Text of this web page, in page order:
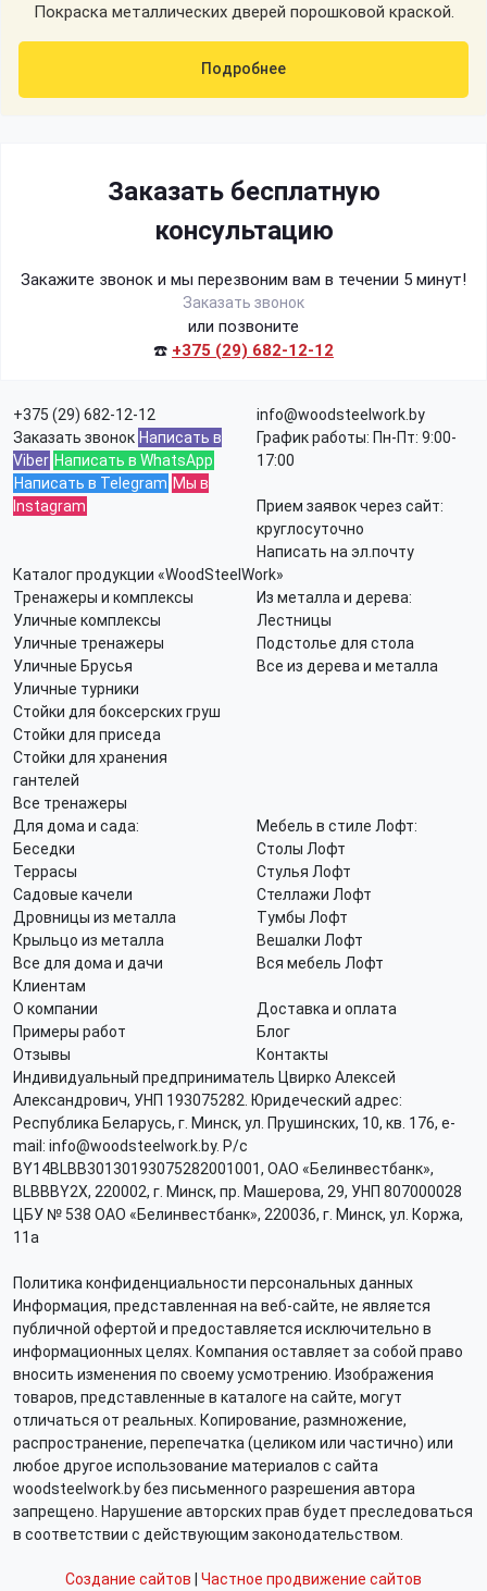
Покраска металлических дверей порошковой краской.
Подробнее
Заказать бесплатную
консультацию
Закажите звонок и мы перезвоним вам в течении 5 минут!
Заказать звонок
или позвоните
☎️ +375 (29) 682-12-12
+375 (29) 682-12-12
Заказать звонок Написать в
Viber Написать в WhatsApp
Написать в Telegram Мы в
Instagram
info@woodsteelwork.by
График работы: Пн-Пт: 9:00-
17:00
Прием заявок через сайт:
круглосуточно
Написать на эл.почту
Каталог продукции «WoodSteelWork»
Тренажеры и комплексы
Уличные комплексы
Уличные тренажеры
Уличные Брусья
Уличные турники
Стойки для боксерских груш
Стойки для приседа
Стойки для хранения
гантелей
Все тренажеры
Из металла и дерева:
Лестницы
Подстолье для стола
Все из дерева и металла
Для дома и сада:
Беседки
Террасы
Садовые качели
Дровницы из металла
Крыльцо из металла
Все для дома и дачи
Мебель в стиле Лофт:
Столы Лофт
Стулья Лофт
Стеллажи Лофт
Тумбы Лофт
Вешалки Лофт
Вся мебель Лофт
Клиентам
О компании
Доставка и оплата
Примеры работ
Блог
Отзывы
Контакты
Индивидуальный предприниматель Цвирко Алексей
Александрович, УНП 193075282. Юридеческий адрес:
Республика Беларусь, г. Минск, ул. Прушинских, 10, кв. 176, e-
mail: info@woodsteelwork.by. Р/с
BY14BLBB30130193075282001001, ОАО «Белинвестбанк»,
BLBBBY2X, 220002, г. Минск, пр. Машерова, 29, УНП 807000028
ЦБУ № 538 ОАО «Белинвестбанк», 220036, г. Минск, ул. Коржа,
11а
Политика конфиденциальности персональных данных
Информация, представленная на веб-сайте, не является
публичной офертой и предоставляется исключительно в
информационных целях. Компания оставляет за собой право
вносить изменения по своему усмотрению. Изображения
товаров, представленные в каталоге на сайте, могут
отличаться от реальных. Копирование, размножение,
распространение, перепечатка (целиком или частично) или
любое другое использование материалов с сайта
woodsteelwork.by без письменного разрешения автора
запрещено. Нарушение авторских прав будет преследоваться
в соответствии с действующим законодательством.
Создание сайтов Частное продвижение сайтов